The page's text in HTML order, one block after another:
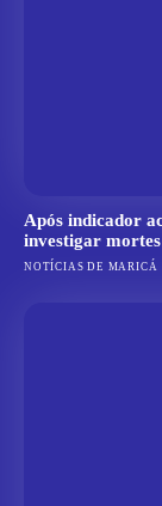
Após indicador
investigar
NOTÍCIAS DE MARICÁ